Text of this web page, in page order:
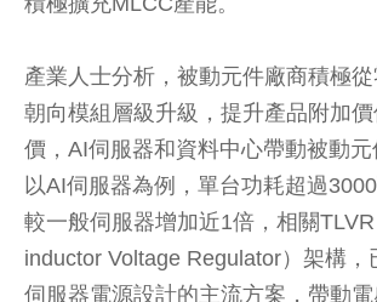
產業人士分析，被動元件廠商積極
朝向模組層級升級，提升產品附加
價，AI伺服器和資料中心帶動被動元
以AI伺服器為例，單台功耗超過
較一般伺服器增加近1倍，相關
inductor Voltage Regulator）架構，
伺服器電源設計的主流方案，帶動